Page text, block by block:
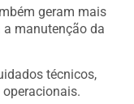
geram mais
a manutenção da
técnicos,